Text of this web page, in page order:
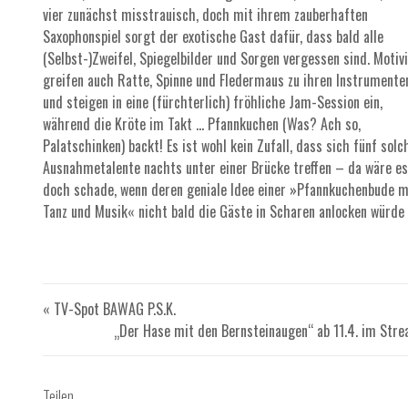
vier zunächst misstrauisch, doch mit ihrem zauberhaften
Saxophonspiel sorgt der exotische Gast dafür, dass bald alle
(Selbst-)Zweifel, Spiegelbilder und Sorgen vergessen sind.
greifen auch Ratte, Spinne und Fledermaus zu ihren
und steigen in eine (fürchterlich) fröhliche Jam-Session ein,
während die Kröte im Takt … Pfannkuchen (Was? Ach so,
Palatschinken) backt! Es ist wohl kein Zufall, dass sich fünf
Ausnahmetalente nachts unter einer Brücke treffen – da wäre es
doch schade, wenn deren geniale Idee einer »Pfannkuchenbude
Tanz und Musik« nicht bald die Gäste in Scharen anlocken
« TV-Spot BAWAG P.S.K.
„Der Hase mit den Bernsteinaugen“ ab 11.4. im